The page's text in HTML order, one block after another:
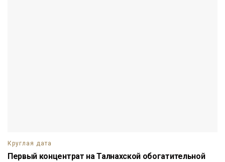
Круглая дата
Первый концентрат на Талнахской обогатительной